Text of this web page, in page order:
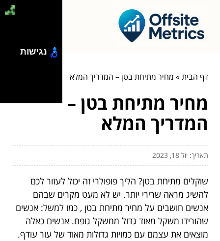
דף הבית» מחיר מתיחת בטן – המדריך המלא
מחיר מתיחת בטן –
המדריך המלא
תאריך: יול 18, 2023
שוקלים מתיחת בטן? הליך פופולרי זה יכול לעזור לכם
להשיג מראה שרירי יותר. יש לא מעט מקרים שבהם
אנשים חושבים על מחיר מתיחת בטן , כמו למשל: אנשים
שהורידו משקל מאוד גדול ממשקל גופם. אנשים כאלה
מוצאים את עצמם עם כמויות גדולות מאוד של עור עודף.
נגישות